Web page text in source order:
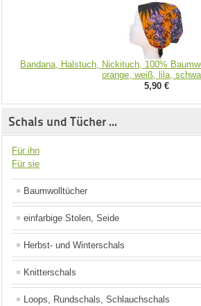
Bandana, Halstuch, Nickituch, 100%
orange, weiß, lila,
5,90 €
Schals und Tücher ...
Für ihn
Für sie
Baumwolltücher
einfarbige Stolen, Seide
Herbst- und Winterschals
Knitterschals
Loops, Rundschals, Schlauchschals